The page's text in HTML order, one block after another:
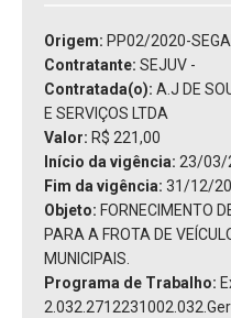
Origem: PP02/2020-
Contratante: SEJUV -
Contratada(o): A.J DE
E SERVIÇOS LTDA
Valor: R$ 221,00
Início da vigência: 23/03/
Fim da vigência: 31/12/
Objeto: FORNECIMENTO
PARA A FROTA DE
MUNICIPAIS.
Programa de Trabalho: